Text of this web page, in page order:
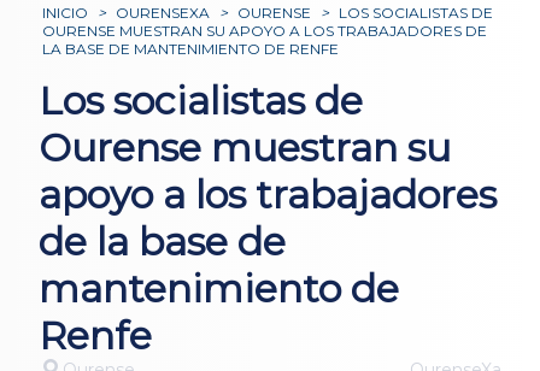
INICIO > OURENSEXA > OURENSE > LOS SOCIALISTAS DE
OURENSE MUESTRAN SU APOYO A LOS TRABAJADORES DE
LA BASE DE MANTENIMIENTO DE RENFE
Los socialistas de
Ourense muestran su
apoyo a los trabajadores
de la base de
mantenimiento de
Renfe